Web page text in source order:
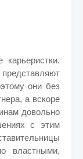
они без
а вскоре
довольно
с этим
властными,